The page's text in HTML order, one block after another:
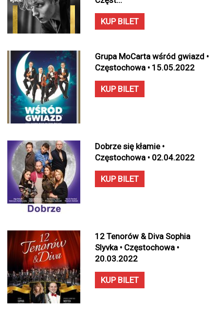
KUP BILET
Grupa MoCarta wśród gwiazd •
Częstochowa • 15.05.2022
KUP BILET
Dobrze się kłamie •
Częstochowa • 02.04.2022
KUP BILET
12 Tenorów & Diva Sophia
Slyvka • Częstochowa •
20.03.2022
KUP BILET